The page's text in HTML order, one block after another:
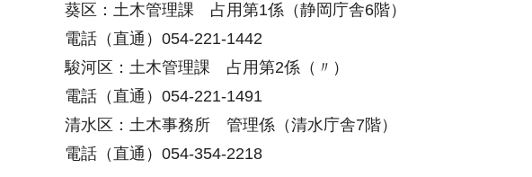
葵区：土木管理課 占用第1係（静岡庁舎6階）
電話（直通）054-221-1442
駿河区：土木管理課 占用第2係（〃）
電話（直通）054-221-1491
清水区：土木事務所 管理係（清水庁舎7階）
電話（直通）054-354-2218